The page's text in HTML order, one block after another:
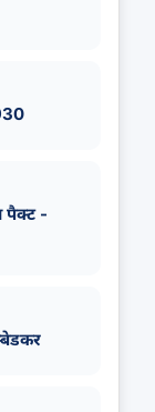
पैक्ट -